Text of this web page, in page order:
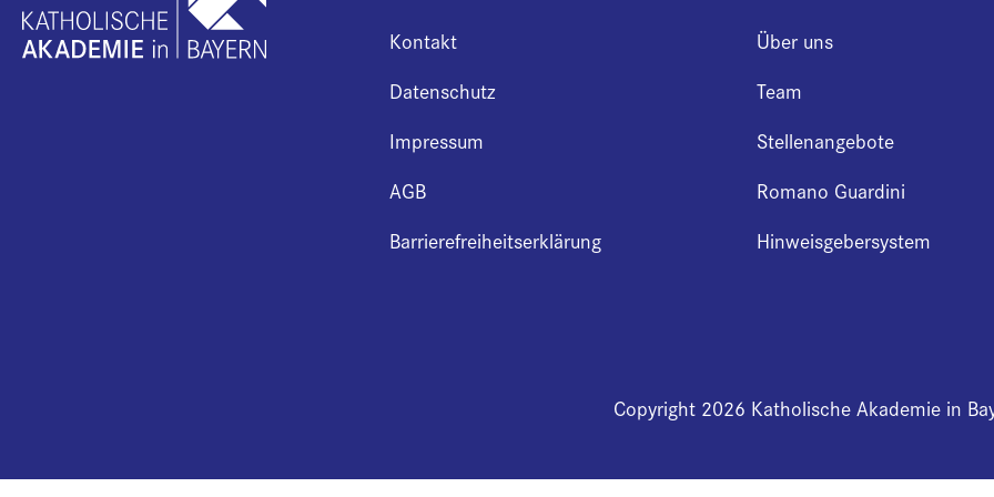
Kontakt
Datenschutz
Impressum
AGB
Barrierefreiheitserklärung
Über uns
Team
Stellenangebote
Romano Guardini
Hinweisgebersystem
Copyright 2026 Katholische Akademie in